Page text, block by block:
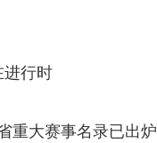
行时
大赛事名录已出炉